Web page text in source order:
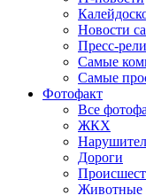
Новости
Пресс-
Самые
Самые
Фотофакт
Все
ЖКХ
Дороги
Животные